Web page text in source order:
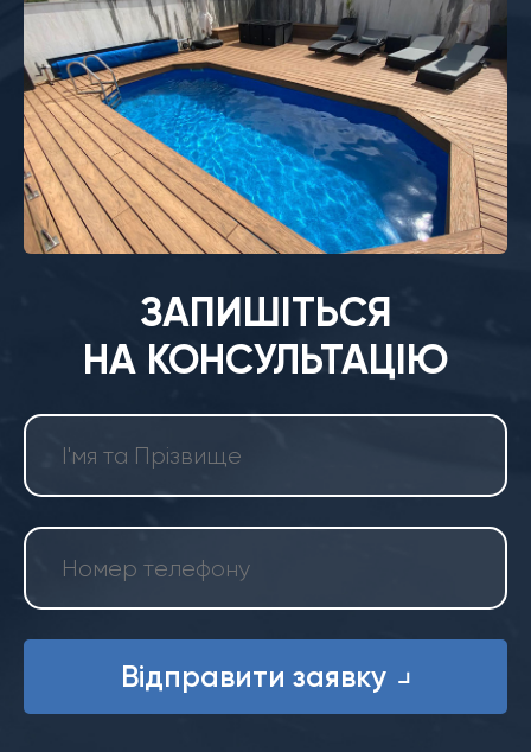
ЗАПИШІТЬСЯ
НА КОНСУЛЬТАЦІЮ
Відправити заявку